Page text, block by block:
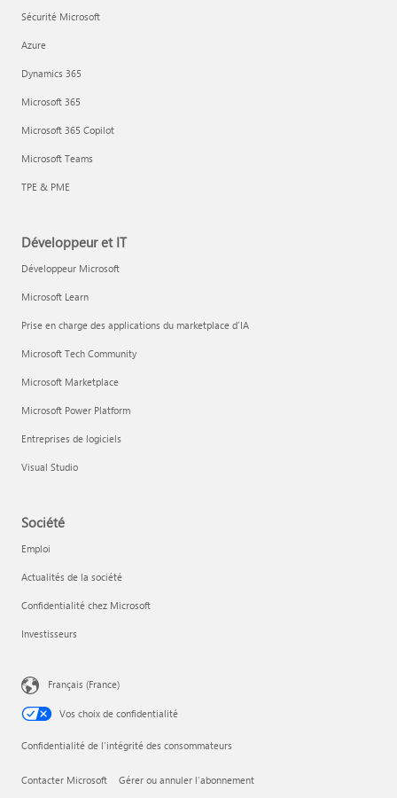
Sécurité Microsoft
Azure
Dynamics 365
Microsoft 365
Microsoft 365 Copilot
Microsoft Teams
TPE & PME
Développeur et IT
Développeur Microsoft
Microsoft Learn
Prise en charge des applications du marketplace d’IA
Microsoft Tech Community
Microsoft Marketplace
Microsoft Power Platform
Entreprises de logiciels
Visual Studio
Société
Emploi
Actualités de la société
Confidentialité chez Microsoft
Investisseurs
Français (France)
Vos choix de confidentialité
Confidentialité de l’intégrité des consommateurs
Contacter Microsoft Gérer ou annuler l’abonnement